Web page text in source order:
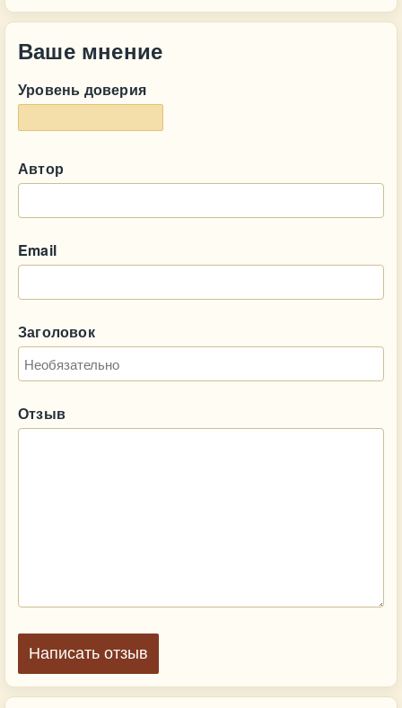
Ваше мнение
Уровень доверия
Автор
Email
Заголовок
Отзыв
Написать отзыв